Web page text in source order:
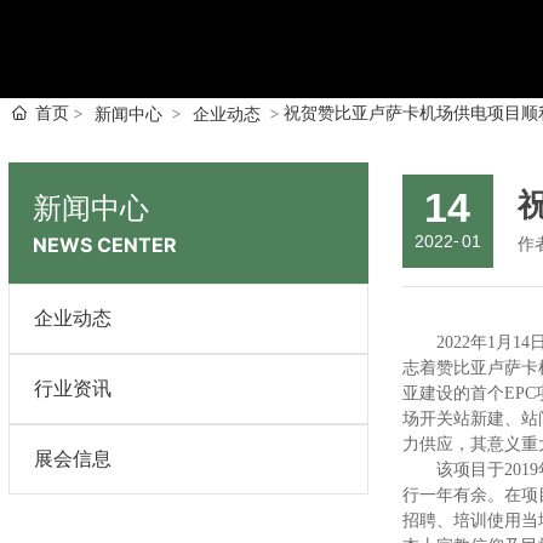
首页 新闻中心 企业动态 祝贺赞比亚卢萨卡机场供电项目顺
新闻中心
NEWS CENTER
企业动态
行业资讯
展会信息
14
2022-01 作
2022年1月14日
志着赞比亚卢萨
亚建设的首个
场开关站新建、
力供应，其意义重
该项目于2019年
行一年有余。在
招聘、培训使用